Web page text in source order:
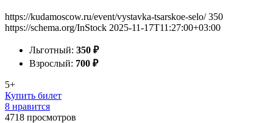
https://kudamoscow.ru/event/vystavka-tsarskoe-selo/ 350
https://schema.org/InStock 2025-11-17T11:27:00+03:00
Льготный: 350 ₽
Взрослый: 700 ₽
5+
Купить билет
8 нравится
4718 просмотров